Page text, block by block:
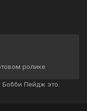
ролике
Бобби Пейдж это.